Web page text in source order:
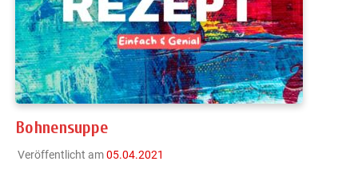
Bohnensuppe
Veröffentlicht am05.04.2021